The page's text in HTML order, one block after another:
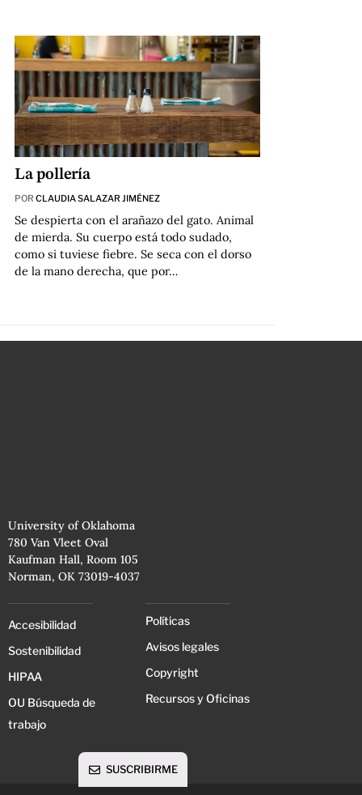
La pollería
POR CLAUDIA SALAZAR JIMÉNEZ
Se despierta con el arañazo del gato. Animal
de mierda. Su cuerpo está todo sudado,
como si tuviese fiebre. Se seca con el dorso
de la mano derecha, que por…
University of Oklahoma
780 Van Vleet Oval
Kaufman Hall, Room 105
Norman, OK 73019-4037
Accesibilidad
Sostenibilidad
HIPAA
OU Búsqueda de
trabajo
Políticas
Avisos legales
Copyright
Recursos y Oficinas
SUSCRIBIRME